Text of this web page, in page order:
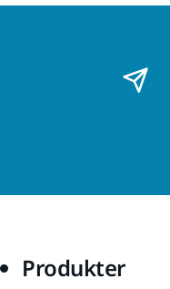
Produkter